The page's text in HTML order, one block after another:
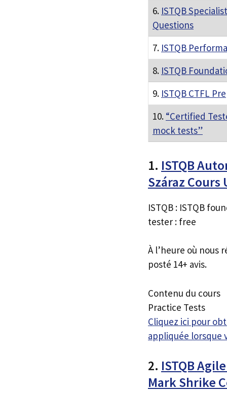
6. ISTQB
Questions
7. ISTQB
8. ISTQB
9. ISTQB CTFL
10. “Certified
mock tests”
1. ISTQB
Száraz Cours
ISTQB : ISTQB
tester : free
À l’heure où nous
posté 14+ avis.
Contenu du cours
Practice Tests
Cliquez ici pour
appliquée lorsque
2. ISTQB
Mark Shrike